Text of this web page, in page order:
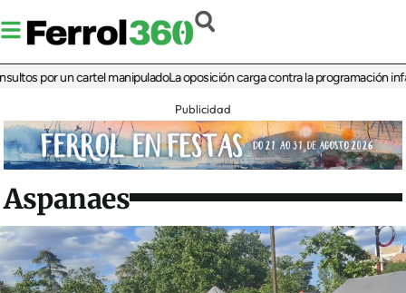
por un cartel manipuladoLa oposición carga contra la programación infantil
Publicidad
Aspanaes